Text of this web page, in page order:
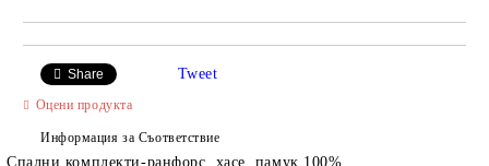
Share Tweet
Оцени продукта
Информация за Съответствие
Спални комплекти-ранфорс, хасе, памук 100%